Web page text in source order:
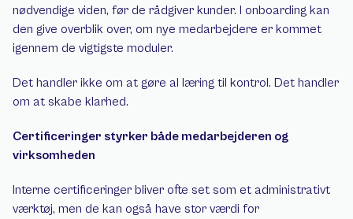
nødvendige viden, før de rådgiver kunder. I onboarding kan
den give overblik over, om nye medarbejdere er kommet
igennem de vigtigste moduler.
Det handler ikke om at gøre al læring til kontrol. Det handler
om at skabe klarhed.
Certificeringer styrker både medarbejderen og
virksomheden
Interne certificeringer bliver ofte set som et administrativt
værktøj, men de kan også have stor værdi for